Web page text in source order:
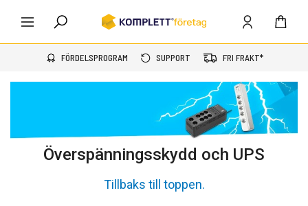
FÖRDELSPROGRAM SUPPORT FRI FRAKT*
Överspänningsskydd och UPS
Tillbaks till toppen.